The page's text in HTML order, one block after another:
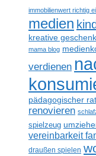
immobilienwert richtig
medien
kreative
mama blog
verdienen
pädagogischer
renovieren
spielzeug
vereinbarkeit
draußen spielen